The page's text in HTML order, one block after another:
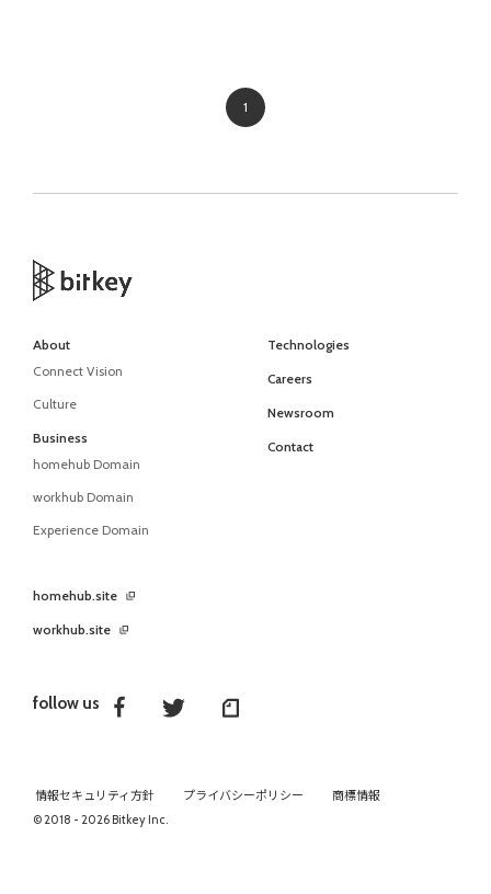
1
follow us
About
Connect Vision
Culture
Business
homehub Domain
workhub Domain
Experience Domain
Technologies
Careers
Newsroom
Contact
homehub.site
workhub.site
情報セキュリティ方針 プライバシーポリシー
商標情報
© 2018 - 2026 Bitkey Inc.